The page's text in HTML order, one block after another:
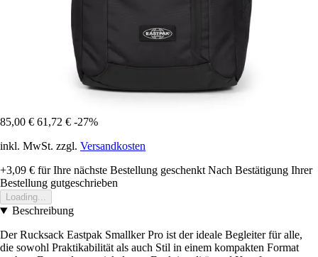
85,00 € 61,72 € -27%
inkl. MwSt. zzgl. Versandkosten
+3,09 € für Ihre nächste Bestellung geschenkt Nach Bestätigung Ihrer
Bestellung gutgeschrieben
Loading...
Beschreibung
Der Rucksack Eastpak Smallker Pro ist der ideale Begleiter für alle,
die sowohl Praktikabilität als auch Stil in einem kompakten Format